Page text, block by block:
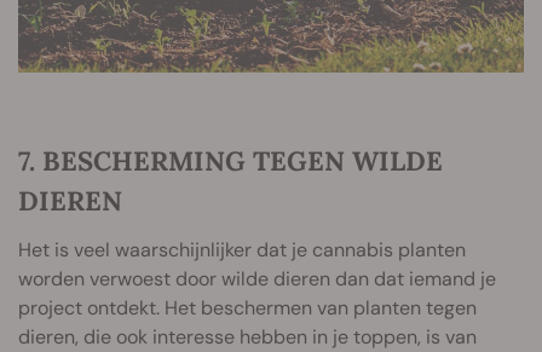
7. BESCHERMING TEGEN WILDE
DIEREN
Het is veel waarschijnlijker dat je cannabis planten
worden verwoest door wilde dieren dan dat iemand je
project ontdekt. Het beschermen van planten tegen
dieren, die ook interesse hebben in je toppen, is van